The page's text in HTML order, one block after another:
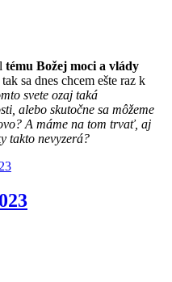
tému Božej moci a vlády
sa dnes chcem ešte raz k
svete ozaj taká
alebo skutočne sa môžeme
A máme na tom trvať, aj
takto nevyzerá?